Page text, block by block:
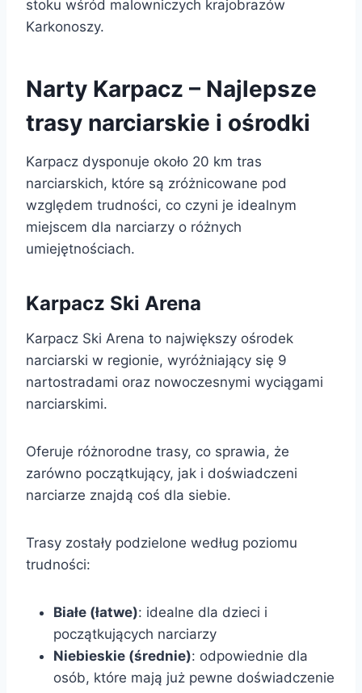
stoku wśród malowniczych krajobrazów
Karkonoszy.
Narty Karpacz – Najlepsze
trasy narciarskie i ośrodki
Karpacz dysponuje około 20 km tras
narciarskich, które są zróżnicowane pod
względem trudności, co czyni je idealnym
miejscem dla narciarzy o różnych
umiejętnościach.
Karpacz Ski Arena
Karpacz Ski Arena to największy ośrodek
narciarski w regionie, wyróżniający się 9
nartostradami oraz nowoczesnymi wyciągami
narciarskimi.
Oferuje różnorodne trasy, co sprawia, że
zarówno początkujący, jak i doświadczeni
narciarze znajdą coś dla siebie.
Trasy zostały podzielone według poziomu
trudności:
Białe (łatwe): idealne dla dzieci i
początkujących narciarzy
Niebieskie (średnie): odpowiednie dla
osób, które mają już pewne doświadczenie